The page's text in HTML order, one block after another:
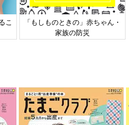
こ
「もしものときの」赤ちゃん・
家族の防災